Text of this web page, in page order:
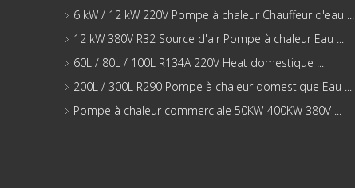
6 kW / 12 kW 220V Pompe à chaleur Chauffeur d'eau ...
12 kW 380V R32 Source d'air Pompe à chaleur Eau ...
60L / 80L / 100L R134A 220V Heat domestique ...
200L / 300L R290 Pompe à chaleur domestique Eau ...
Pompe à chaleur commerciale 50KW-400KW 380V ...